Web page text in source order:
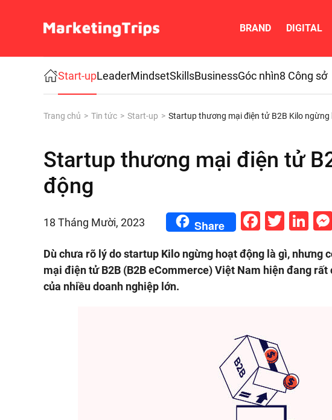
Skip to main content
BRAND DIGITAL
Start-upLeaderMindsetSkillsBusinessGóc nhìn8 Công sở
Trang chủ Tin tức Start-up Startup thương mại điện tử B2B Kilo ngừng
Startup thương mại điện tử
động
18 Tháng Mười, 2023 Share
Dù chưa rõ lý do startup Kilo ngừng hoạt động là gì, nhưng
mại điện tử B2B (B2B eCommerce) Việt Nam hiện đang
của nhiều doanh nghiệp lớn.